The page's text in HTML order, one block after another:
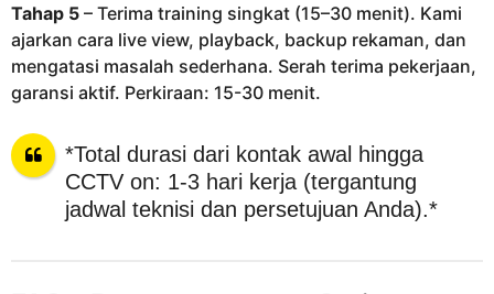
Tahap 5 – Terima training singkat (15–30 menit). Kami
ajarkan cara live view, playback, backup rekaman, dan
mengatasi masalah sederhana. Serah terima pekerjaan,
garansi aktif. Perkiraan: 15-30 menit.
*Total durasi dari kontak awal hingga
CCTV on: 1-3 hari kerja (tergantung
jadwal teknisi dan persetujuan Anda).*